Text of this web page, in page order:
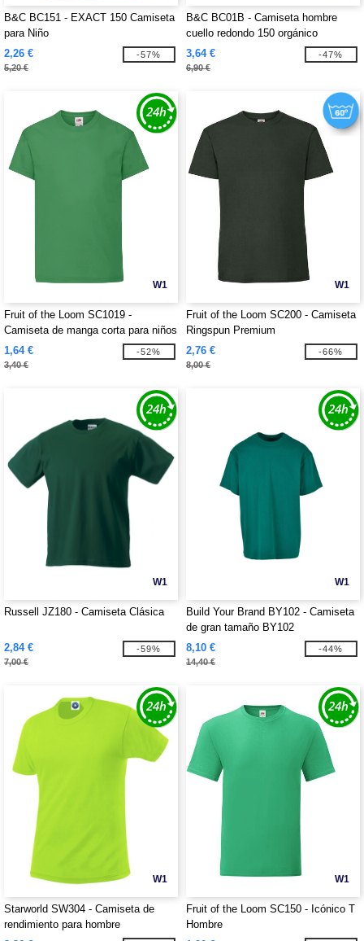
B&C BC151 - EXACT 150 Camiseta
para Niño
2,26 €
5,20 €
-57%
B&C BC01B - Camiseta hombre
cuello redondo 150 orgánico
3,64 €
6,90 €
-47%
W1
Fruit of the Loom SC1019 -
Camiseta de manga corta para niños
1,64 €
3,40 €
-52%
W1
Fruit of the Loom SC200 - Camiseta
Ringspun Premium
2,76 €
8,00 €
-66%
W1
Russell JZ180 - Camiseta Clásica
2,84 €
7,00 €
-59%
W1
Build Your Brand BY102 - Camiseta
de gran tamaño BY102
8,10 €
14,40 €
-44%
W1
Starworld SW304 - Camiseta de
rendimiento para hombre
W1
Fruit of the Loom SC150 - Icónico T
Hombre